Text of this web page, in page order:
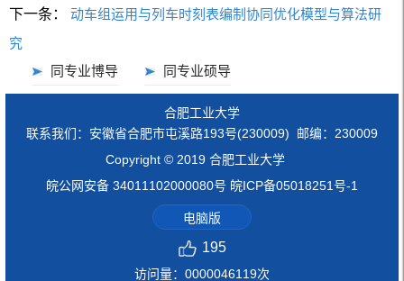
下一条：
动车组运用与列车时刻表编制协同优化模型与算法研
究
同专业博导
同专业硕导
合肥工业大学
联系我们：安徽省合肥市屯溪路193号(230009) 邮编：230009
Copyright © 2019 合肥工业大学
皖公网安备 34011102000080号 皖ICP备05018251号-1
电脑版
195
访问量： 0000046119次